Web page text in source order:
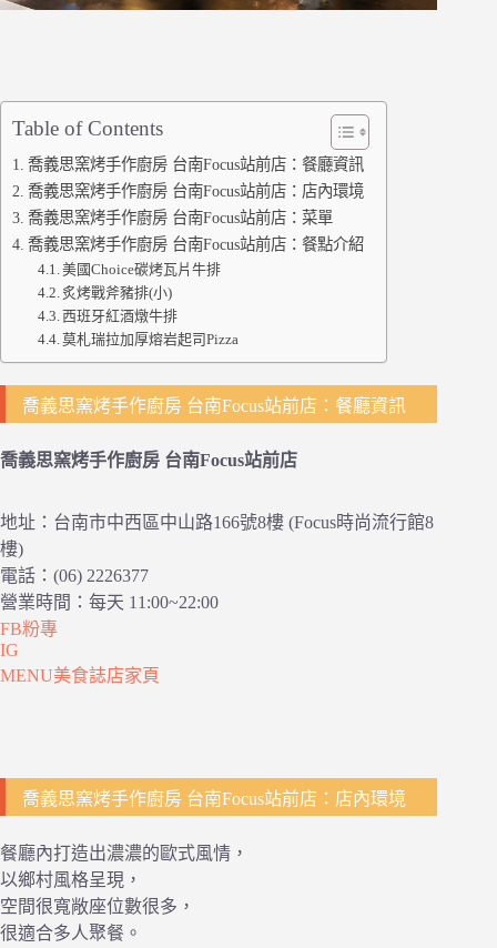
Table of Contents
喬義思窯烤手作廚房 台南Focus站前店：餐廳資訊
喬義思窯烤手作廚房 台南Focus站前店：店內環境
喬義思窯烤手作廚房 台南Focus站前店：菜單
喬義思窯烤手作廚房 台南Focus站前店：餐點介紹
美國Choice碳烤瓦片牛排
炙烤戰斧豬排(小)
西班牙紅酒燉牛排
莫札瑞拉加厚熔岩起司Pizza
喬義思窯烤手作廚房 台南Focus站前店：餐廳資訊
喬義思窯烤手作廚房 台南Focus站前店
地址：台南市中西區中山路166號8樓 (Focus時尚流行館8
樓)
電話：(06) 2226377
營業時間：每天 11:00~22:00
FB粉專
IG
MENU美食誌店家頁
喬義思窯烤手作廚房 台南Focus站前店：店內環境
餐廳內打造出濃濃的歐式風情，
以鄉村風格呈現，
空間很寬敞座位數很多，
很適合多人聚餐。